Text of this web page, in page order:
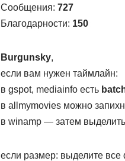
Сообщения: 727
Благодарности: 150
Burgunsky,
если вам нужен таймлайн:
в gspot, mediainfo есть
в allmymovies можно
в winamp — затем
если размер: выделите